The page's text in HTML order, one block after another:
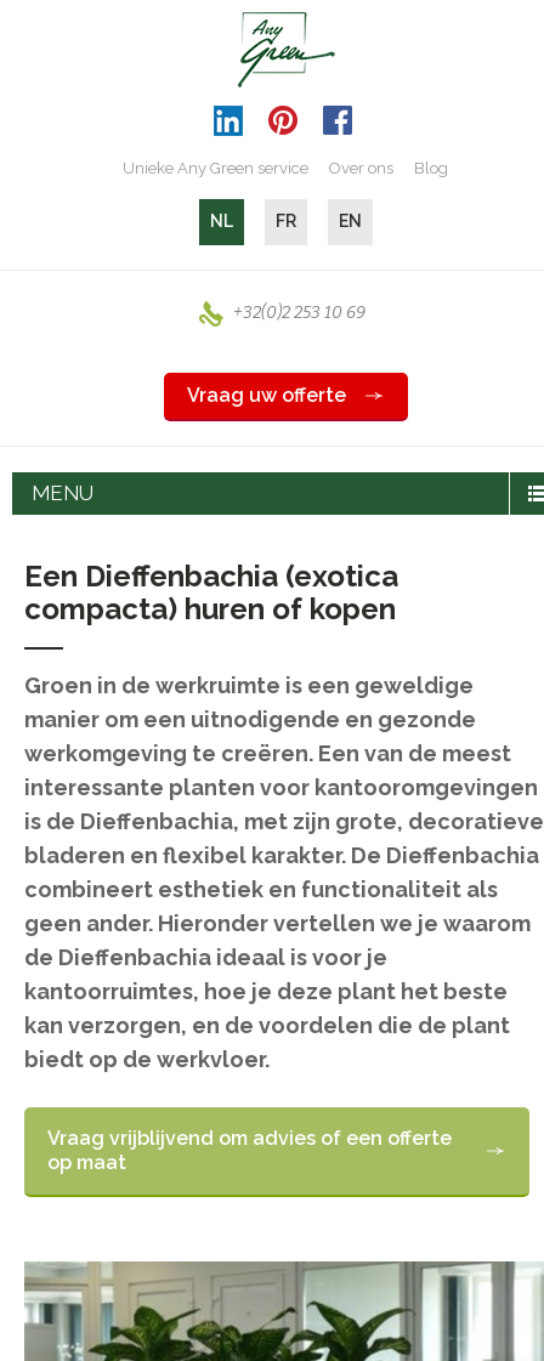
Unieke Any Green service Over ons Blog
NL FR EN
+32(0)2 253 10 69
Vraag uw offerte
MENU
Een Dieffenbachia (exotica
compacta) huren of kopen
Groen in de werkruimte is een geweldige
manier om een uitnodigende en gezonde
werkomgeving te creëren. Een van de meest
interessante planten voor kantooromgevingen
is de Dieffenbachia, met zijn grote, decoratieve
bladeren en flexibel karakter. De Dieffenbachia
combineert esthetiek en functionaliteit als
geen ander. Hieronder vertellen we je waarom
de Dieffenbachia ideaal is voor je
kantoorruimtes, hoe je deze plant het beste
kan verzorgen, en de voordelen die de plant
biedt op de werkvloer.
Vraag vrijblijvend om advies of een offerte
op maat